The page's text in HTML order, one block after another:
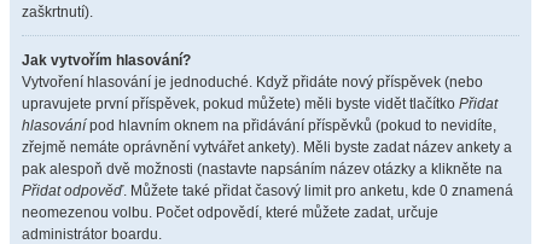
zaškrtnutí).
Jak vytvořím hlasování?
Vytvoření hlasování je jednoduché. Když přidáte nový příspěvek (nebo
upravujete první příspěvek, pokud můžete) měli byste vidět tlačítko Přidat
hlasování pod hlavním oknem na přidávání příspěvků (pokud to nevidíte,
zřejmě nemáte oprávnění vytvářet ankety). Měli byste zadat název ankety a
pak alespoň dvě možnosti (nastavte napsáním název otázky a klikněte na
Přidat odpověď. Můžete také přidat časový limit pro anketu, kde 0 znamená
neomezenou volbu. Počet odpovědí, které můžete zadat, určuje
administrátor boardu.